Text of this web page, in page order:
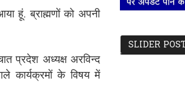
हूं. ब्राह्मणों को अपनी
प्रदेश अध्यक्ष अरविन्द
कार्यक्रमों के विषय में
SLIDER